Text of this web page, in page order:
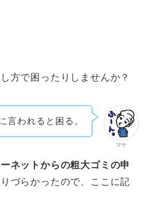
方で困ったりしませんか？
マサ
言われると困る。
ネットからの粗大ゴミの申
づらかったので、ここに記